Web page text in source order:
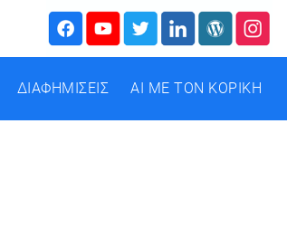
ΔΙΑΦΗΜΙΣΕΙΣ AI ΜΕ ΤΟΝ ΚΟΡΙΚΗ